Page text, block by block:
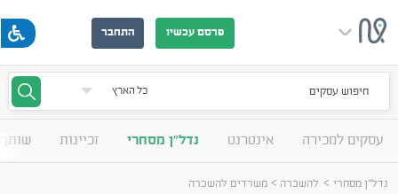
פרסם עכשיו התחבר
חיפוש עסקים
עסקים למכירה אינטרנט נדל"ן מסחרי זכיינות
נדל"ן מסחרי> להשכרה >משרדים להשכרה